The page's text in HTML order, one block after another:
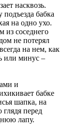
насквозь.
бабка
на одно ухо.
из соседнего
не потерял
на нем, как
или минус –
и
бабке
шапка, на
перед
лапу.